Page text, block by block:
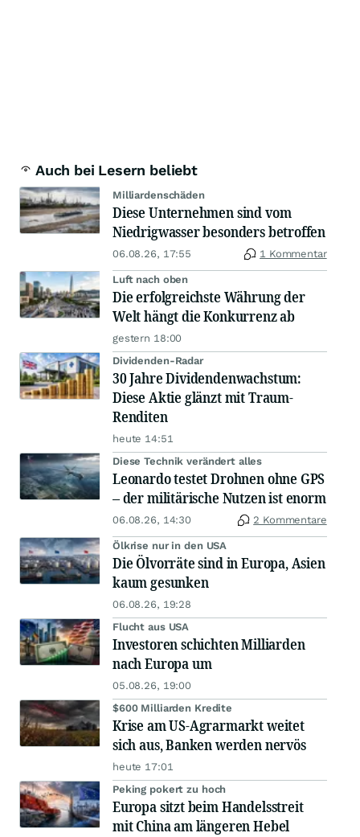
Auch bei Lesern beliebt
Milliardenschäden
Diese Unternehmen sind vom
Niedrigwasser besonders betroffen
06.08.26, 17:55 1 Kommentar
Luft nach oben
Die erfolgreichste Währung der
Welt hängt die Konkurrenz ab
gestern 18:00
Dividenden-Radar
30 Jahre Dividendenwachstum:
Diese Aktie glänzt mit Traum-
Renditen
heute 14:51
Diese Technik verändert alles
Leonardo testet Drohnen ohne GPS
– der militärische Nutzen ist enorm
06.08.26, 14:30 2 Kommentare
Ölkrise nur in den USA
Die Ölvorräte sind in Europa, Asien
kaum gesunken
06.08.26, 19:28
Flucht aus USA
Investoren schichten Milliarden
nach Europa um
05.08.26, 19:00
$600 Milliarden Kredite
Krise am US-Agrarmarkt weitet
sich aus, Banken werden nervös
heute 17:01
Peking pokert zu hoch
Europa sitzt beim Handelsstreit
mit China am längeren Hebel